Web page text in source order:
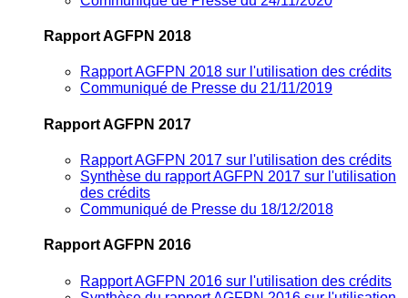
Rapport AGFPN 2018
Rapport AGFPN 2018 sur l'utilisation des crédits
Communiqué de Presse du 21/11/2019
Rapport AGFPN 2017
Rapport AGFPN 2017 sur l'utilisation des crédits
Synthèse du rapport AGFPN 2017 sur l'utilisation
des crédits
Communiqué de Presse du 18/12/2018
Rapport AGFPN 2016
Rapport AGFPN 2016 sur l'utilisation des crédits